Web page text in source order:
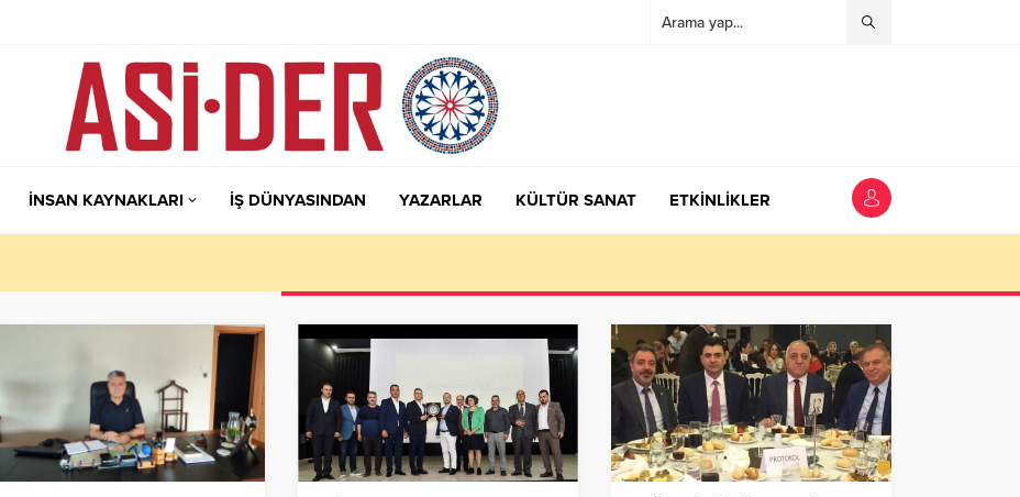
İNSAN KAYNAKLARI İŞ DÜNYASINDAN YAZARLAR KÜLTÜR SANAT ETKİNLİKLER